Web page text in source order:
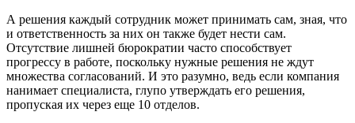
А решения каждый сотрудник может принимать сам, зная, что
и ответственность за них он также будет нести сам.
Отсутствие лишней бюрократии часто способствует
прогрессу в работе, поскольку нужные решения не ждут
множества согласований. И это разумно, ведь если компания
нанимает специалиста, глупо утверждать его решения,
пропуская их через еще 10 отделов.